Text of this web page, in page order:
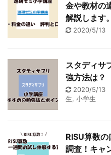
金や教材の
解説します。
2020/5/13
スタディサ
強方法は？
2020/5/13
生, 小学生
RISU算数
調査！キャ